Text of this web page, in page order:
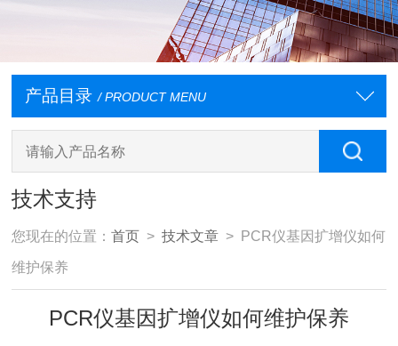
产品目录 / PRODUCT MENU
技术支持
您现在的位置：首页 >技术文章 > PCR仪基因扩增仪如何
维护保养
PCR仪基因扩增仪如何维护保养